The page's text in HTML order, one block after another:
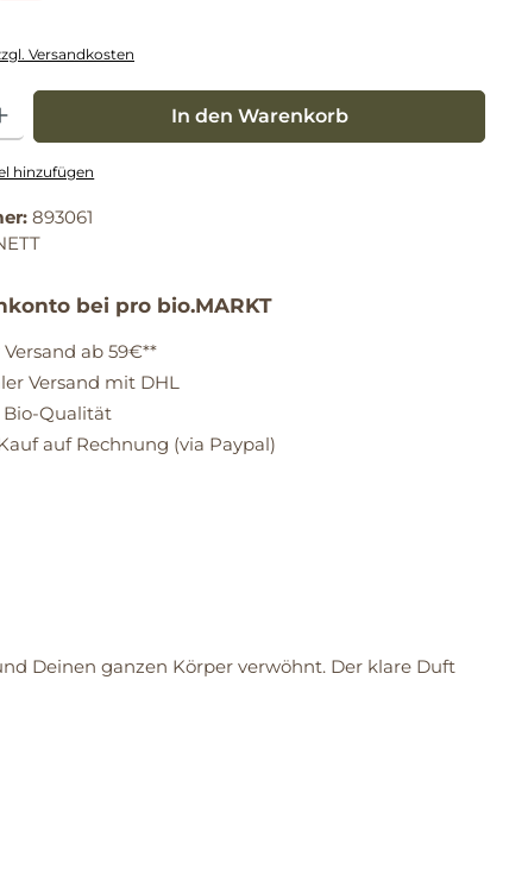
Versandkosten
den gewünschten Wert ein oder benutze die Schaltflächen um die
In den Warenkorb
hinzufügen
893061
bei pro bio.MARKT
ab 59€**
Versand mit DHL
Qualität
auf Rechnung (via Paypal)
Deinen ganzen Körper verwöhnt. Der klare Duft